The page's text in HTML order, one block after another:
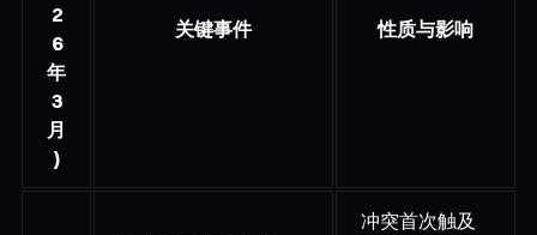
2
6
年
3
月
)
关键事件 性质与影响
冲突首次触及